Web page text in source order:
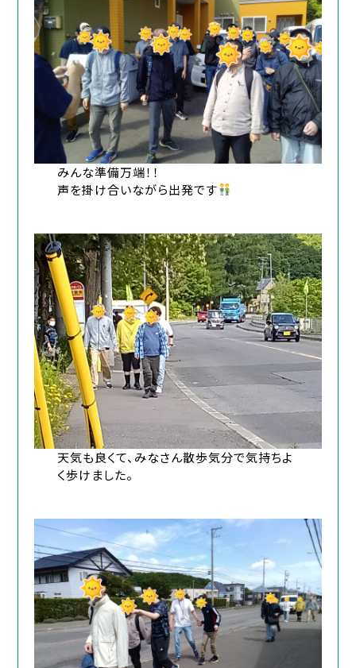
みんな準備万端！！
声を掛け合いながら出発です
天気も良くて、みなさん散歩気分で気持ちよ
く歩けました。